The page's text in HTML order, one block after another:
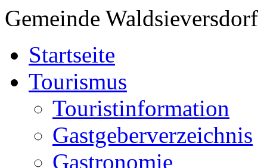
Gemeinde Waldsieversdorf
Startseite
Tourismus
Touristinformation
Gastgeberverzeichnis
Gastronomie